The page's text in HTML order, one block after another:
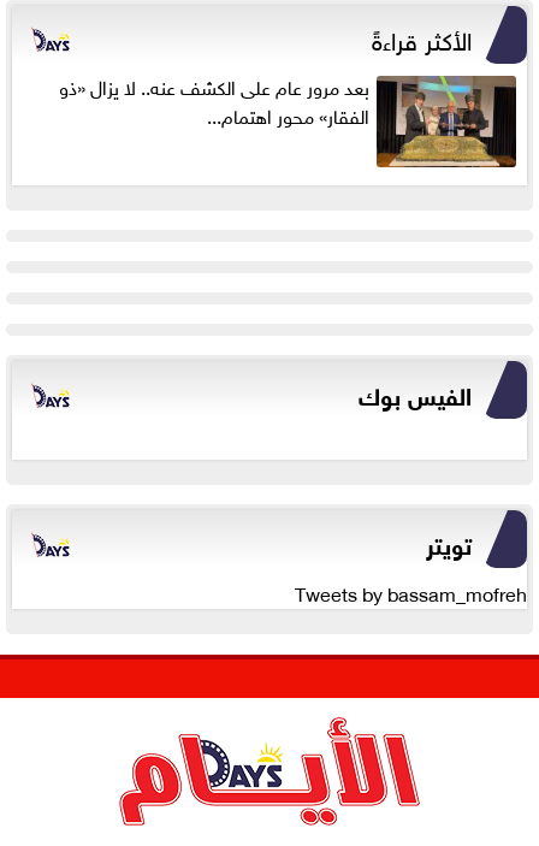
الأكثر قراءةً
بعد مرور عام على الكشف عنه.. لا يزال «ذو
الفقار» محور اهتمام...
الفيس بوك
تويتر
Tweets by bassam_mofreh